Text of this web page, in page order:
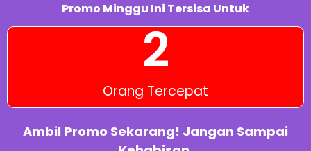
Promo Minggu Ini Tersisa Untuk
Orang Tercepat
2
Ambil Promo Sekarang! Jangan Sampai